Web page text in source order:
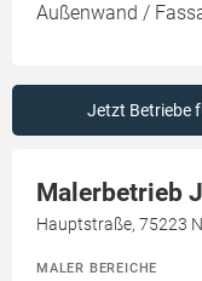
Außenwand /
Jetzt Betriebe
Malerbetrieb
Hauptstraße, 75223
MALER BEREICHE